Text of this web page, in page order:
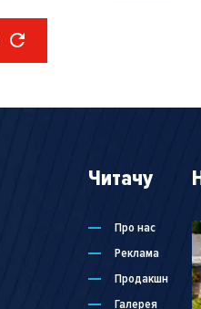
Читачу
Про нас
Реклама
Продакшн
Галерея